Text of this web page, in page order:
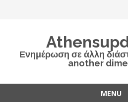
Ενημέρωση σε άλλη
another
MENU